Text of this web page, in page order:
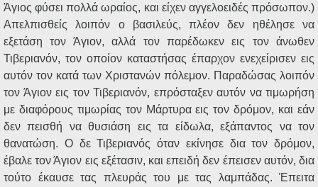
Άγιος φύσει πολλά ωραίος, και είχεν αγγελοειδές πρόσωπον.)
Απελπισθείς λοιπόν ο βασιλεύς, πλέον δεν ηθέλησε να
εξετάση τον Άγιον, αλλά τον παρέδωκεν εις τον άνωθεν
Τιβεριανόν, τον οποίον καταστήσας έπαρχον ενεχείρισεν εις
αυτόν τον κατά των Χριστανών πόλεμον. Παραδώσας λοιπόν
τον Άγιον εις τον Τιβεριανόν, επρόσταξεν αυτόν να τιμωρήση
με διαφόρους τιμωρίας τον Μάρτυρα εις τον δρόμον, και εάν
δεν πεισθή να θυσιάση εις τα είδωλα, εξάπαντος να τον
θανατώση. Ο δε Τιβεριανός όταν εκίνησε δια τον δρόμον,
έβαλε τον Άγιον εις εξέτασιν, και επειδή δεν έπεισεν αυτόν, δια
τούτο έκαυσε τας πλευράς του με τας λαμπάδας. Έπειτα